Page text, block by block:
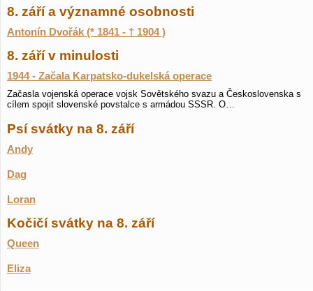
8. září a významné osobnosti
Antonín Dvořák (* 1841 - † 1904 )
8. září v minulosti
1944 - Začala Karpatsko-dukelská operace
Začasla vojenská operace vojsk Sovětského svazu a Československa s
cílem spojit slovenské povstalce s armádou SSSR. O…
Psí svátky na 8. září
Andy
Dag
Loran
Kočičí svátky na 8. září
Queen
Eliza